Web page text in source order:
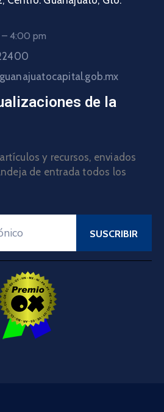
– 4:00 pm
de la
y recursos, enviados
de entrada todos los